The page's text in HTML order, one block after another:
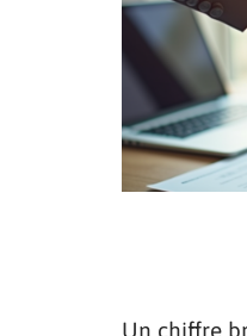
Un chiffre